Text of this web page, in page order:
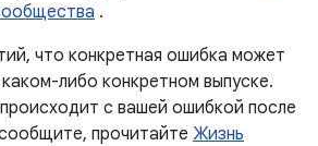
.
что конкретная ошибка может
либо конкретном выпуске.
с вашей ошибкой после
прочитайте Жизнь